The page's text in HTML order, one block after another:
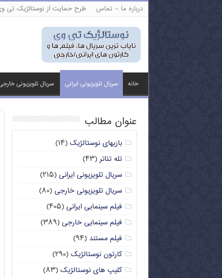
درباره ما – تماس طرح حمایت از نوستالژیک تی
خانه سریال تلویزیونی ایرانی سریال تلویزیونی
عنوان مطالب
بازیهای نوستالژیک (۱۴)
تله تئاتر(۴۳)
سریال تلویزیونی ایرانی (۲۱۵)
سریال تلویزیونی خارجی (۸۰)
فیلم سینمایی ایرانی (۴۰۵)
فیلم سینمایی خارجی (۳۸۹)
فیلم مستند (۹۴)
کارتون نوستالژیک (۲۹۰)
کلیپ های نوستالژیک (۸۳)